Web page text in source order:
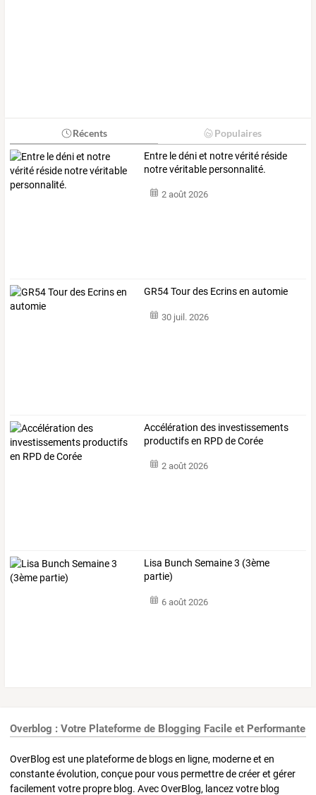
Récents Populaires
Entre le déni et notre vérité réside
notre véritable personnalité.
2 août 2026
GR54 Tour des Ecrins en automie
30 juil. 2026
Accélération des investissements
productifs en RPD de Corée
2 août 2026
Lisa Bunch Semaine 3 (3ème
partie)
6 août 2026
Overblog : Votre Plateforme de Blogging Facile et Performante
OverBlog est une plateforme de blogs en ligne, moderne et en
constante évolution, conçue pour vous permettre de créer et gérer
facilement votre propre blog. Avec OverBlog, lancez votre blog